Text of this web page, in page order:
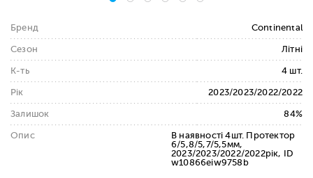
Бренд Continental
Сезон Літні
К-ть 4 шт.
Рік 2023/2023/2022/2022
Залишок 84%
Опис
В наявності 4шт. Протектор
6/5,8/5,7/5,5мм,
2023/2023/2022/2022рік, ID
w10866eiw9758b